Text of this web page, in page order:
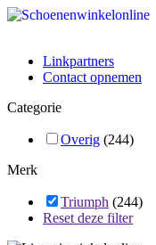
Linkpartners
Contact opnemen
Categorie
Overig (244)
Merk
Triumph (244)
Reset deze filter